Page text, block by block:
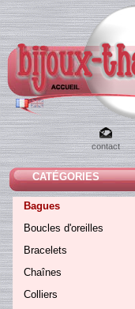
contact
CATÉGORIES
Bagues
Boucles d'oreilles
Bracelets
Chaînes
Colliers